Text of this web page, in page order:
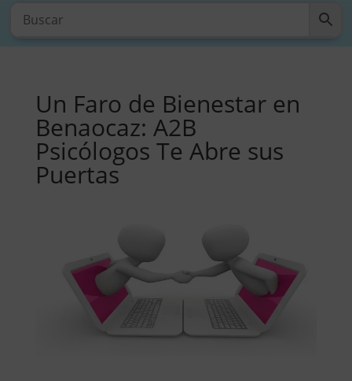
Un Faro de Bienestar en
Benaocaz: A2B
Psicólogos Te Abre sus
Puertas